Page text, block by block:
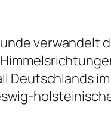
Deutschlands